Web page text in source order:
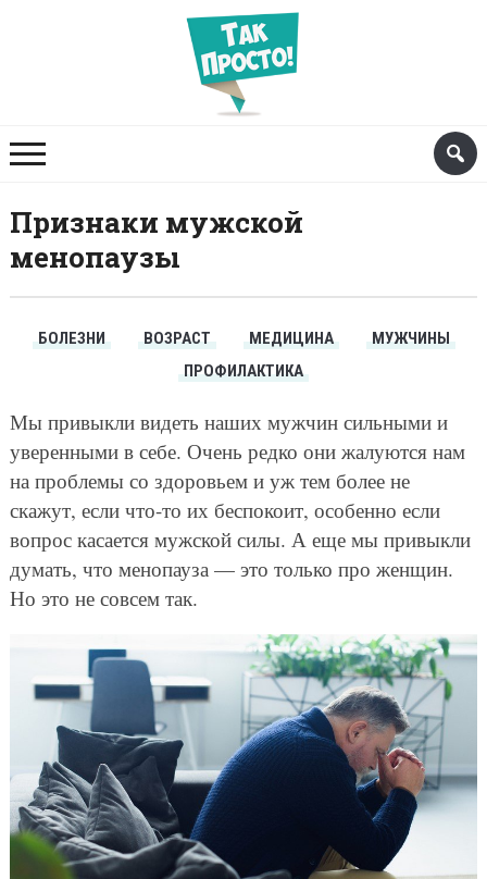
Признаки мужской
менопаузы
БОЛЕЗНИ ВОЗРАСТ МЕДИЦИНА
МУЖЧИНЫ
ПРОФИЛАКТИКА
Мы привыкли видеть наших мужчин сильными и
уверенными в себе. Очень редко они жалуются нам
на проблемы со здоровьем и уж тем более не
скажут, если что-то их беспокоит, особенно если
вопрос касается мужской силы. А еще мы привыкли
думать, что менопауза — это только про женщин.
Но это не совсем так.